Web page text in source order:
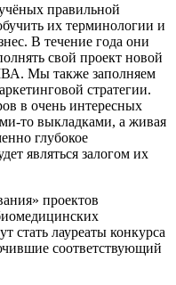
правильной
их терминологии и
В течение года они
свой проект новой
Мы также заполняем
стратегии.
в очень интересных
то выкладками, а живая
глубокое
являться залогом их
проектов
стать лауреаты конкурса
соответствующий